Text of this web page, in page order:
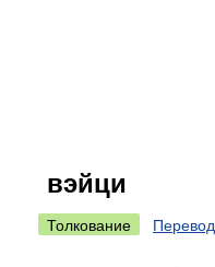
вэйци
Толкование Перевод